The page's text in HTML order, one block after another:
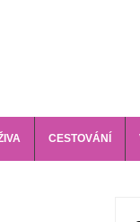
CESTOVÁNÍ